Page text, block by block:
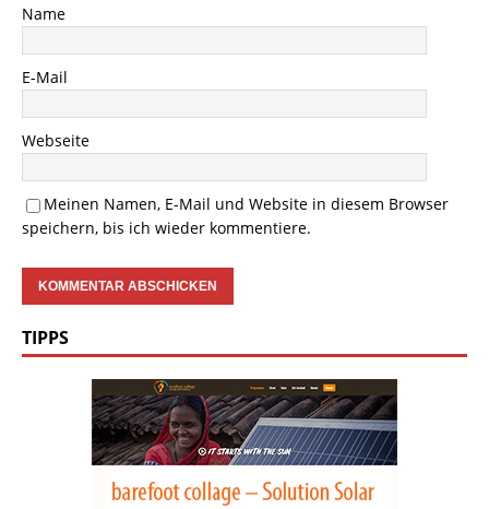
Name
E-Mail
Webseite
Meinen Namen, E-Mail und Website in diesem Browser
speichern, bis ich wieder kommentiere.
TIPPS